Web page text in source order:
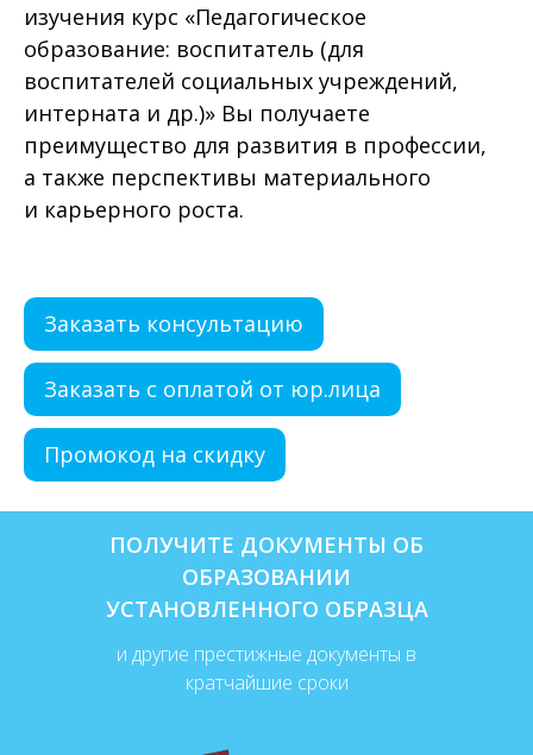
изучения курс «Педагогическое
образование: воспитатель (для
воспитателей социальных учреждений,
интерната и др.)» Вы получаете
преимущество для развития в профессии,
а также перспективы материального
и карьерного роста.
Заказать консультацию
Заказать с оплатой от юр.лица
Промокод на скидку
и другие престижные документы в
кратчайшие сроки
ПОЛУЧИТЕ ДОКУМЕНТЫ ОБ
ОБРАЗОВАНИИ
УСТАНОВЛЕННОГО ОБРАЗЦА